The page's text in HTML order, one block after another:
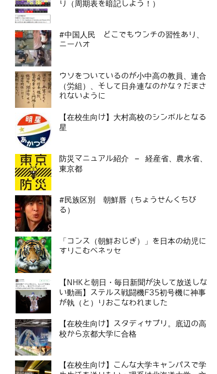
り（周期表を暗記しよう！）
#中国人民 どこでもウンチの習性あり、
ニーハオ
ウソをついているのが小中高の教員、連合
（労組）、そして日弁連なのかな？だまさ
れないように
【在校生向け】大村高校のシンボルとなる
星
防災マニュアル紹介 – 経産省、農水省、
東京都
#民族区別 朝鮮唇（ちょうせんくちび
る）
「コンス（朝鮮おじぎ）」を日本の幼児に
すりこむベネッセ
【NHKと朝日・毎日新聞が決して放送しな
い動画】ステルス戦闘機F35初号機に神事
が執（と）りおこなわれました
【在校生向け】スタディサプリ。底辺の高
校から京都大学に合格
【在校生向け】こんな大学キャンパスで学